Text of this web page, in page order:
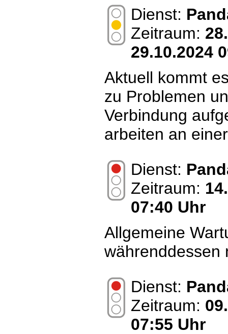
Dienst:
Zeitraum:
29.10.2024
Aktuell kommt
zu Problemen
Verbindung
arbeiten an
Dienst:
Zeitraum:
07:40 Uhr
Allgemeine
währenddessen
Dienst:
Zeitraum:
07:55 Uhr